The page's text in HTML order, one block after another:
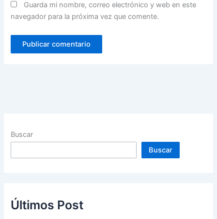
Guarda mi nombre, correo electrónico y web en este
navegador para la próxima vez que comente.
Buscar
Buscar
Últimos Post